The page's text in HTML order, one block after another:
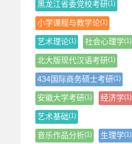
黑龙江省委党校考研(1)
小学课程与教学论(1)
艺术理论(1) 社会心理学(1)
北大版现代汉语考研(1)
434国际商务硕士考研(1)
安徽大学考研(1) 经济学(1)
艺术基础(1)
音乐作品分析(1) 生理学(1)